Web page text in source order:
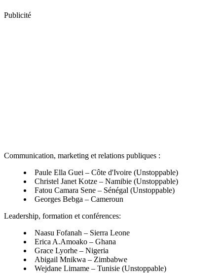
Publicité
Communication, marketing et relations publiques :
Paule Ella Guei – Côte d'Ivoire (Unstoppable)
Christel Janet Kotze – Namibie (Unstoppable)
Fatou Camara Sene – Sénégal (Unstoppable)
Georges Bebga – Cameroun
Leadership, formation et conférences:
Naasu Fofanah – Sierra Leone
Erica A.Amoako – Ghana
Grace Lyorhe – Nigeria
Abigail Mnikwa – Zimbabwe
Wejdane Limame – Tunisie (Unstoppable)